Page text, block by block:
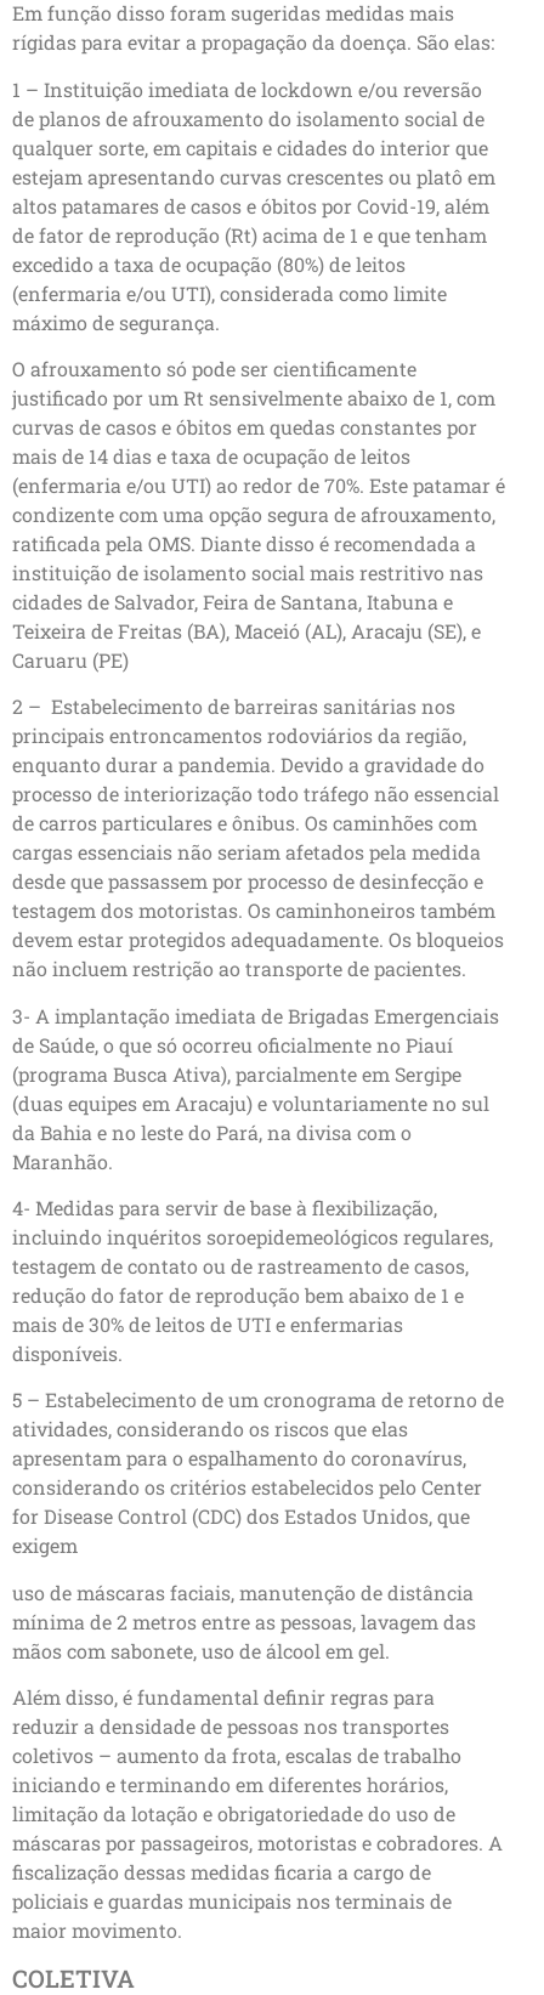
Em função disso foram sugeridas medidas mais
rígidas para evitar a propagação da doença. São elas:
1 – Instituição imediata de lockdown e/ou reversão
de planos de afrouxamento do isolamento social de
qualquer sorte, em capitais e cidades do interior que
estejam apresentando curvas crescentes ou platô em
altos patamares de casos e óbitos por Covid-19, além
de fator de reprodução (Rt) acima de 1 e que tenham
excedido a taxa de ocupação (80%) de leitos
(enfermaria e/ou UTI), considerada como limite
máximo de segurança.
O afrouxamento só pode ser cientificamente
justificado por um Rt sensivelmente abaixo de 1, com
curvas de casos e óbitos em quedas constantes por
mais de 14 dias e taxa de ocupação de leitos
(enfermaria e/ou UTI) ao redor de 70%. Este patamar é
condizente com uma opção segura de afrouxamento,
ratificada pela OMS. Diante disso é recomendada a
instituição de isolamento social mais restritivo nas
cidades de Salvador, Feira de Santana, Itabuna e
Teixeira de Freitas (BA), Maceió (AL), Aracaju (SE), e
Caruaru (PE)
2 – Estabelecimento de barreiras sanitárias nos
principais entroncamentos rodoviários da região,
enquanto durar a pandemia. Devido a gravidade do
processo de interiorização todo tráfego não essencial
de carros particulares e ônibus. Os caminhões com
cargas essenciais não seriam afetados pela medida
desde que passassem por processo de desinfecção e
testagem dos motoristas. Os caminhoneiros também
devem estar protegidos adequadamente. Os bloqueios
não incluem restrição ao transporte de pacientes.
3- A implantação imediata de Brigadas Emergenciais
de Saúde, o que só ocorreu oficialmente no Piauí
(programa Busca Ativa), parcialmente em Sergipe
(duas equipes em Aracaju) e voluntariamente no sul
da Bahia e no leste do Pará, na divisa com o
Maranhão.
4- Medidas para servir de base à flexibilização,
incluindo inquéritos soroepidemeológicos regulares,
testagem de contato ou de rastreamento de casos,
redução do fator de reprodução bem abaixo de 1 e
mais de 30% de leitos de UTI e enfermarias
disponíveis.
5 – Estabelecimento de um cronograma de retorno de
atividades, considerando os riscos que elas
apresentam para o espalhamento do coronavírus,
considerando os critérios estabelecidos pelo Center
for Disease Control (CDC) dos Estados Unidos, que
exigem
uso de máscaras faciais, manutenção de distância
mínima de 2 metros entre as pessoas, lavagem das
mãos com sabonete, uso de álcool em gel.
Além disso, é fundamental definir regras para
reduzir a densidade de pessoas nos transportes
coletivos – aumento da frota, escalas de trabalho
iniciando e terminando em diferentes horários,
limitação da lotação e obrigatoriedade do uso de
máscaras por passageiros, motoristas e cobradores. A
fiscalização dessas medidas ficaria a cargo de
policiais e guardas municipais nos terminais de
maior movimento.
COLETIVA